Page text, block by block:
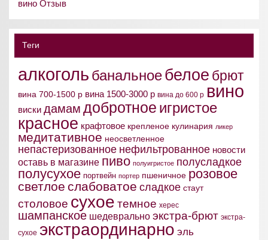
вино Отзыв
Теги
алкоголь банальноебелое брют
вина 700-1500 р вина 1500-3000 р вина до 600 р вино
виски дамам добротное игристое
красное крафтовое крепленое кулинария ликер
медитативное неосветленное
непастеризованное нефильтрованное новости
оставь в магазине пиво полуигристое полусладкое
полусухое портвейн портер пшеничное розовое
светлое слабоватое сладкое стаут
столовое сухое темное херес
шампанское шедеврально экстра-брют экстра-
сухое экстраординарно эль